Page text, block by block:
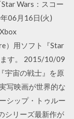
Wars：スコー
06月16日(火)
）用ソフト『Star
す。 2015/10/09
宇宙の戦士』を原
写映画が世界的な
シップ・トゥルー
シリーズ最新作が